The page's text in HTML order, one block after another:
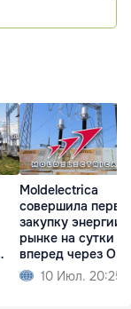
Moldelectrica
совершила
закупку энергии
рынке на сутки
вперед через
10 Июл. 20:25